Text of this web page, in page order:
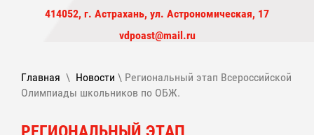
414052, г. Астрахань, ул. Астрономическая, 17
vdpoast@mail.ru
Главная \ Новости \ Региональный этап Всероссийской
Олимпиады школьников по ОБЖ.